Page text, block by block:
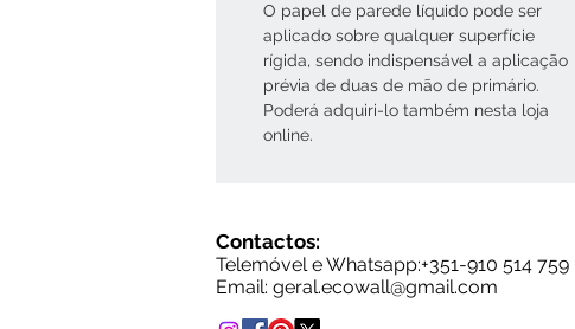
O papel de parede líquido pode ser
aplicado sobre qualquer superfície
rígida, sendo indispensável a aplicação
prévia de duas de mão de primário.
Poderá adquiri-lo também nesta loja
online.
Contactos:
Telemóvel e Whatsapp:+351-910 514 759
Email: geral.ecowall@gmail.com